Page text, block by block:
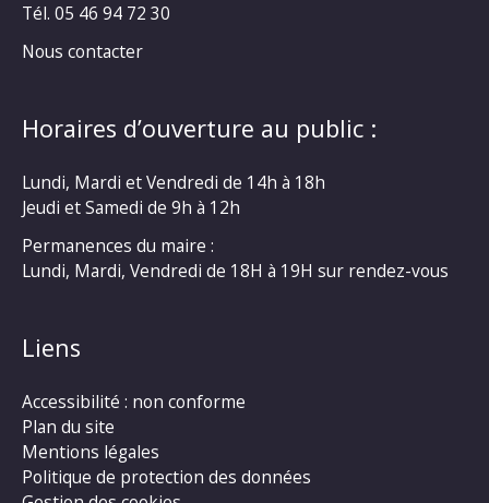
Tél. 05 46 94 72 30
Nous contacter
Horaires d’ouverture au public :
Lundi, Mardi et Vendredi de 14h à 18h
Jeudi et Samedi de 9h à 12h
Permanences du maire :
Lundi, Mardi, Vendredi de 18H à 19H sur rendez-vous
Liens
Accessibilité : non conforme
Plan du site
Mentions légales
Politique de protection des données